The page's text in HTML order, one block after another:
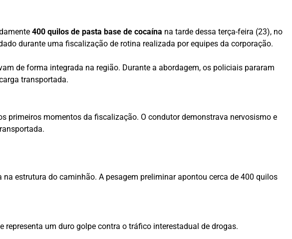
400 quilos de pasta base de cocaína na tarde dessa terça-feira (23), no
durante uma fiscalização de rotina realizada por equipes da corporação.
de forma integrada na região. Durante a abordagem, os policiais pararam
transportada.
primeiros momentos da fiscalização. O condutor demonstrava nervosismo e
estrutura do caminhão. A pesagem preliminar apontou cerca de 400 quilos
um duro golpe contra o tráfico interestadual de drogas.